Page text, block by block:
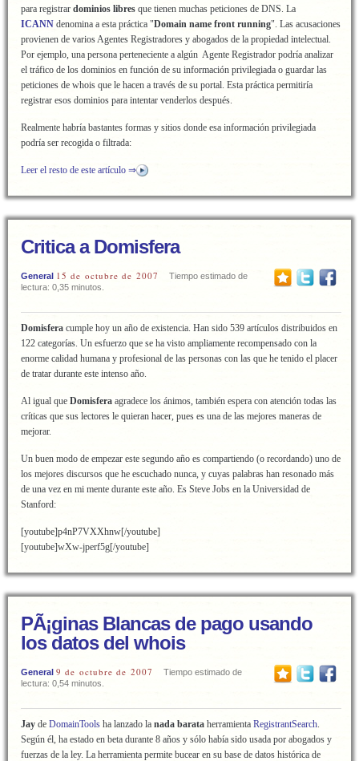
para registrar dominios libres que tienen muchas peticiones de DNS. La
ICANN denomina a esta práctica "Domain name front running". Las acusaciones
provienen de varios Agentes Registradores y abogados de la propiedad intelectual.
Por ejemplo, una persona perteneciente a algún Agente Registrador podría analizar
el tráfico de los dominios en función de su información privilegiada o guardar las
peticiones de whois que le hacen a través de su portal. Esta práctica permitiría
registrar esos dominios para intentar venderlos después.
Realmente habría bastantes formas y sitios donde esa información privilegiada
podría ser recogida o filtrada:
Leer el resto de este artículo ⇒
Critica a Domisfera
General 15 de octubre de 2007
Tiempo estimado de
lectura: 0,35 minutos.
Domisfera cumple hoy un año de existencia. Han sido 539 artículos distribuidos en
122 categorías. Un esfuerzo que se ha visto ampliamente recompensado con la
enorme calidad humana y profesional de las personas con las que he tenido el placer
de tratar durante este intenso año.
Al igual que Domisfera agradece los ánimos, también espera con atención todas las
críticas que sus lectores le quieran hacer, pues es una de las mejores maneras de
mejorar.
Un buen modo de empezar este segundo año es compartiendo (o recordando) uno de
los mejores discursos que he escuchado nunca, y cuyas palabras han resonado más
de una vez en mi mente durante este año. Es Steve Jobs en la Universidad de
Stanford:
[youtube]p4nP7VXXhnw[/youtube]
[youtube]wXw-jperf5g[/youtube]
PÃ¡ginas Blancas de pago usando
los datos del whois
General 9 de octubre de 2007
Tiempo estimado de
lectura: 0,54 minutos.
Jay de DomainTools ha lanzado la nada barata herramienta RegistrantSearch.
Según él, ha estado en beta durante 8 años y sólo había sido usada por abogados y
fuerzas de la ley. La herramienta permite bucear en su base de datos histórica de